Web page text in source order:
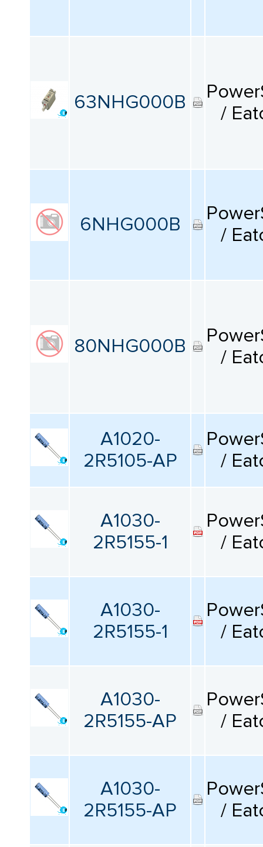
63NHG000B
/
6NHG000B
/
80NHG000B
/
A1020-
2R5105-AP
/
A1030-
2R5155-1
/
A1030-
2R5155-1
/
A1030-
2R5155-AP
/
A1030-
2R5155-AP
/